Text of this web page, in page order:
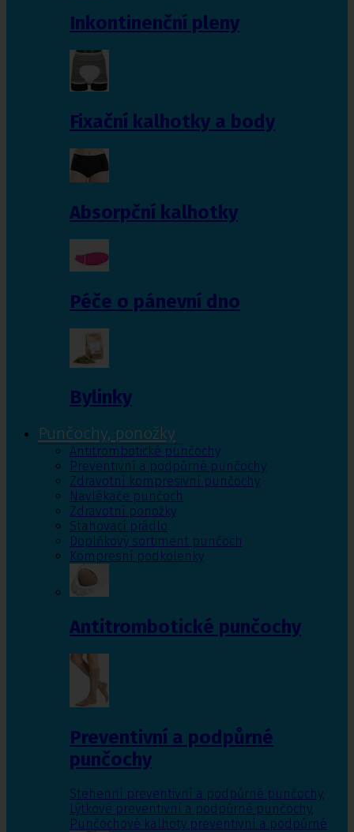
Inkontinenční pleny
Fixační kalhotky a body
Absorpční kalhotky
Péče o pánevní dno
Bylinky
Punčochy, ponožky
Antitrombotické punčochy
Preventivní a podpůrné punčochy
Zdravotní kompresivní punčochy
Navlékače punčoch
Zdravotní ponožky
Stahovací prádlo
Doplňkový sortiment punčoch
Kompresní podkolenky
Antitrombotické punčochy
Preventivní a podpůrné
punčochy
Stehenní preventivní a podpůrné punčochy,
Lýtkové preventivní a podpůrné punčochy,
Punčochové kalhoty preventivní a podpůrné